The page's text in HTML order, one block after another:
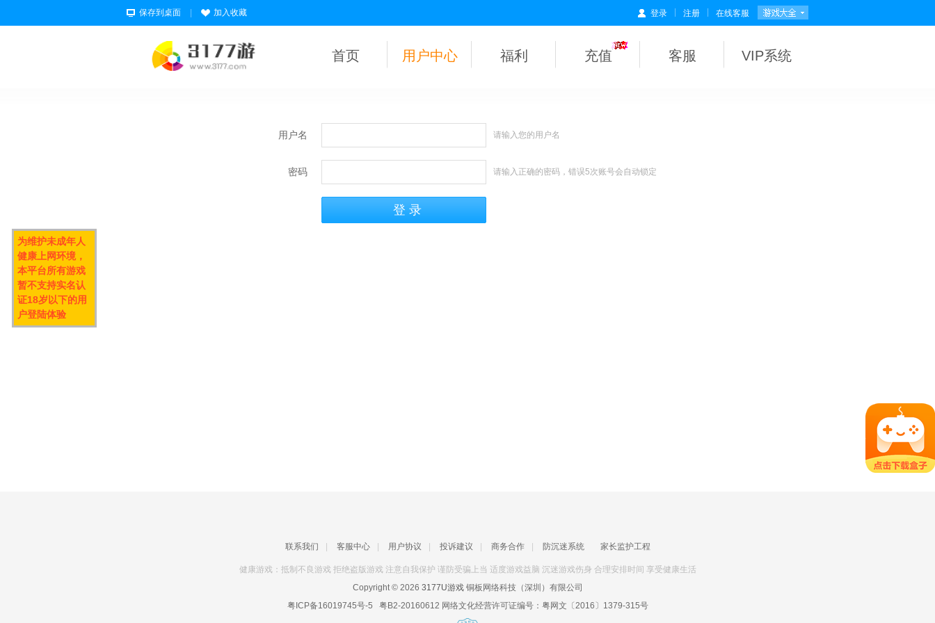
保存到桌面 加入收藏 登录 注册 在线客服
首页 用户中心 福利 充值 客服 VIP系统
用户名 请输入您的用户名
密码 请输入正确的密码，错误5次账号会自动锁定
联系我们 客服中心 用户协议 投诉建议 商务合作 防沉迷系统 家长监护工程
健康游戏：抵制不良游戏 拒绝盗版游戏 注意自我保护 谨防受骗上当 适度游戏益脑 沉迷游戏伤身 合理安排时间 享受健康生活
Copyright © 2026 3177U游戏铜板网络科技（深圳）有限公司
粤ICP备16019745号-5 粤B2-20160612 网络文化经营许可证编号： 粤网文〔2016〕1379-315号
为维护未成年人
健康上网环境，
本平台所有游戏
暂不支持实名认
证18岁以下的用
户登陆体验